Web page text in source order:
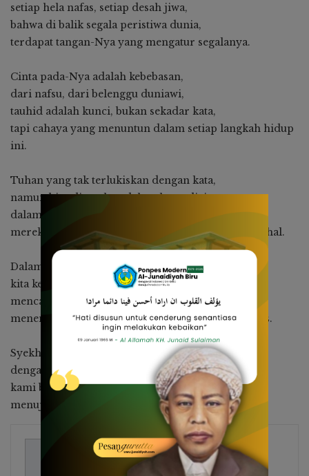
setiap hela nafas, setiap desah jiwa,
bahwa di balik segala peristiwa dunia,
terdapat tangan-Nya yang mengatur segalanya.
Cinta pada-Nya adalah kebebasan,
dari nafsu, dari belenggu duniawi,
tauhid adalah kunci, bukan sekadar kata,
tapi cahaya yang menuntun dalam setiap langkah hidup
ini.
Tuhan yang tak terlukiskan dengan kata,
namun bisa dirasakan dalam kesendirian,
dalam kedalaman malam, dalam keramaian,
mereka yang bertauhid melihat-Nya dalam segala hal.
Dalam setiap detik, dalam setiap langkah,
kita kembali pada hakikat-Nya,
mencari cahaya yang tak terpadamkan,
menemukan-Nya dalam tiap nafas yang terhembus.
Syekh Yusuf, engkau telah membuka jalan,
dengan Anwar al-Tawhid yang kau wariskan,
kami berjalan dengan penuh pengharapan,
menuju Allah, menuju kebenaran.
Zaenuddin Endy 417 Posts